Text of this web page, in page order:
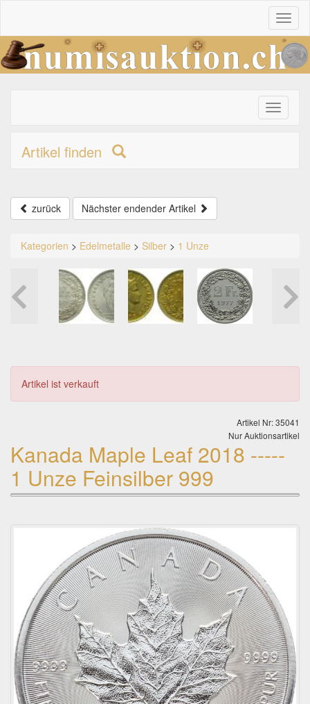
Toggle
primary
Artikel finden
zurück Nächster endender Artikel
Kategorien > Edelmetalle > Silber > 1 Unze
Artikel ist verkauft
Artikel Nr: 35041
Nur Auktionsartikel
Kanada Maple Leaf 2018 -----
1 Unze Feinsilber 999